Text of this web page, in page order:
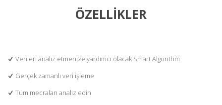
ÖZELLİKLER
Verileri analiz etmenize yardımcı olacak Smart Algorithm
Gerçek zamanlı veri işleme
Tüm mecraları analiz edin